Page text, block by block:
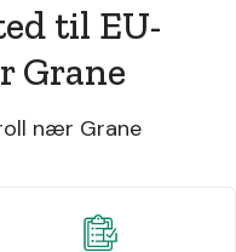
til EU-
Grane
nær Grane